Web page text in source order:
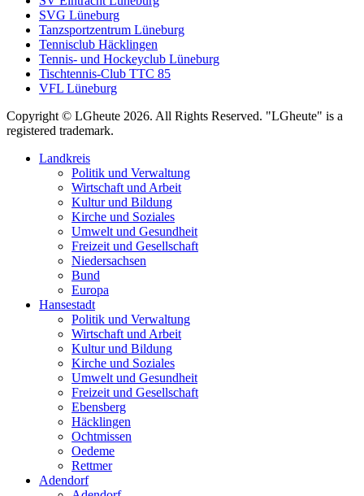
SVG Lüneburg
Tanzsportzentrum Lüneburg
Tennisclub Häcklingen
Tennis- und Hockeyclub Lüneburg
Tischtennis-Club TTC 85
VFL Lüneburg
Copyright © LGheute 2026. All Rights Reserved. "LGheute" is a
registered trademark.
Landkreis
Politik und Verwaltung
Wirtschaft und Arbeit
Kultur und Bildung
Kirche und Soziales
Umwelt und Gesundheit
Freizeit und Gesellschaft
Niedersachsen
Bund
Europa
Hansestadt
Politik und Verwaltung
Wirtschaft und Arbeit
Kultur und Bildung
Kirche und Soziales
Umwelt und Gesundheit
Freizeit und Gesellschaft
Ebensberg
Häcklingen
Ochtmissen
Oedeme
Rettmer
Adendorf